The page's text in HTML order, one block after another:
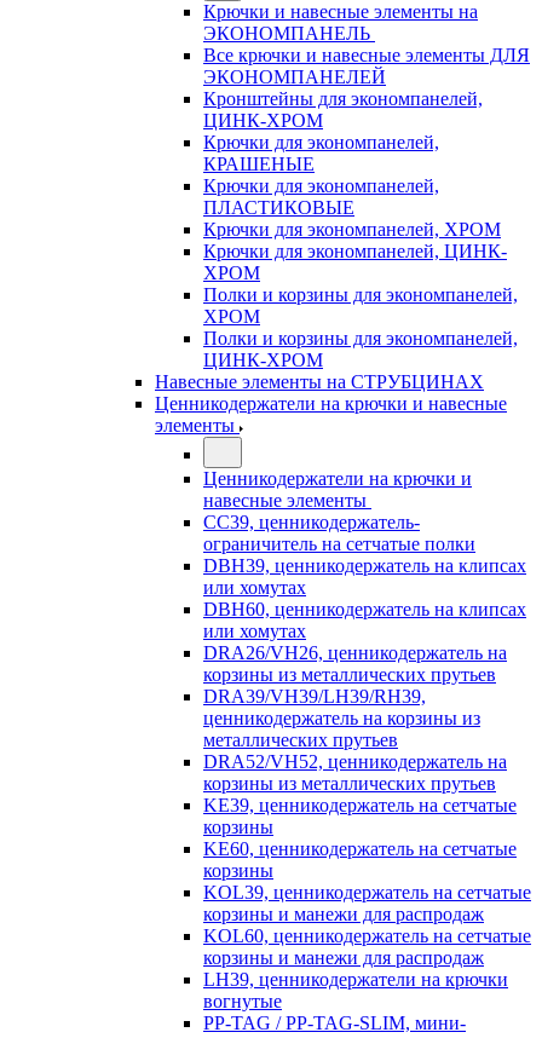
Крючки и навесные элементы на
ЭКОНОМПАНЕЛЬ
Все крючки и навесные элементы ДЛЯ
ЭКОНОМПАНЕЛЕЙ
Кронштейны для экономпанелей,
ЦИНК-ХРОМ
Крючки для экономпанелей,
КРАШЕНЫЕ
Крючки для экономпанелей,
ПЛАСТИКОВЫЕ
Крючки для экономпанелей, ХРОМ
Крючки для экономпанелей, ЦИНК-
ХРОМ
Полки и корзины для экономпанелей,
ХРОМ
Полки и корзины для экономпанелей,
ЦИНК-ХРОМ
Навесные элементы на СТРУБЦИНАХ
Ценникодержатели на крючки и навесные
элементы
Ценникодержатели на крючки и
навесные элементы
CC39, ценникодержатель-
ограничитель на сетчатые полки
DBH39, ценникодержатель на клипсах
или хомутах
DBH60, ценникодержатель на клипсах
или хомутах
DRA26/VH26, ценникодержатель на
корзины из металлических прутьев
DRA39/VH39/LH39/RH39,
ценникодержатель на корзины из
металлических прутьев
DRA52/VH52, ценникодержатель на
корзины из металлических прутьев
KE39, ценникодержатель на сетчатые
корзины
KE60, ценникодержатель на сетчатые
корзины
KOL39, ценникодержатель на сетчатые
корзины и манежи для распродаж
KOL60, ценникодержатель на сетчатые
корзины и манежи для распродаж
LH39, ценникодержатели на крючки
вогнутые
PP-TAG / PP-TAG-SLIM, мини-